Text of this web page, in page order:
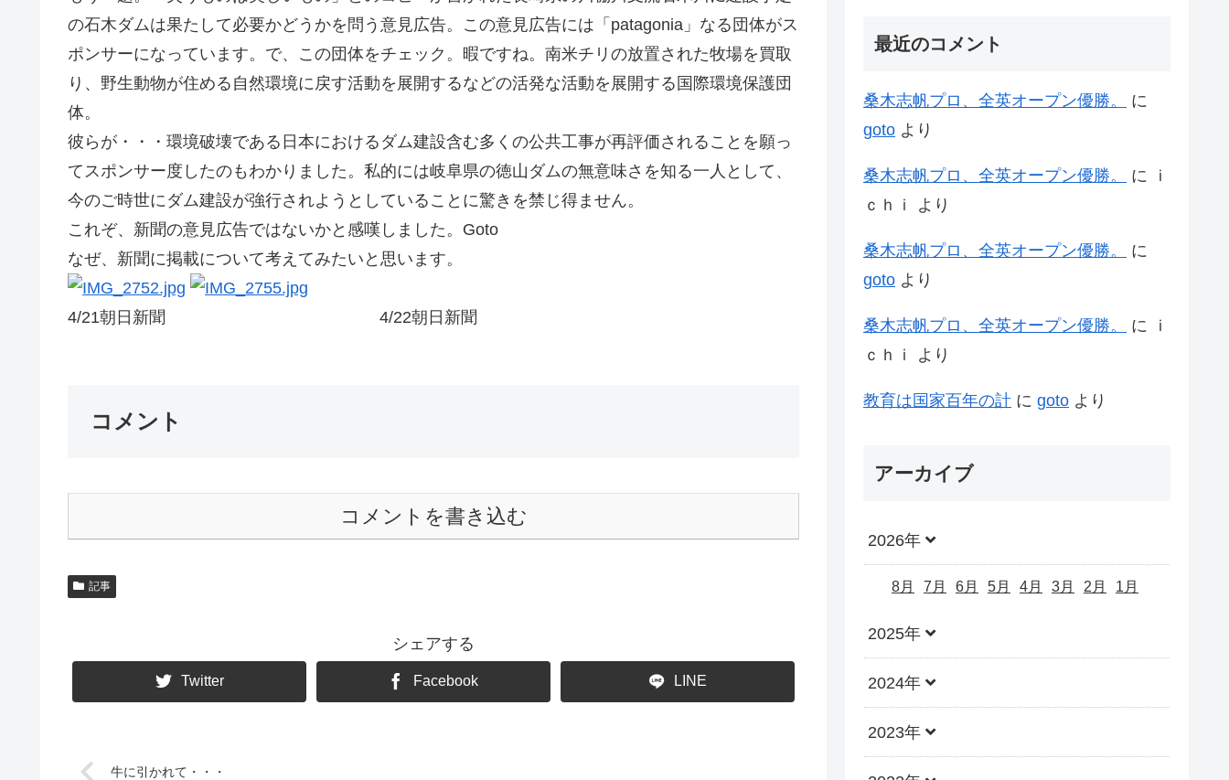
の石木ダムは果たして必要かどうかを問う意見広告。この意見広告には「patagonia」なる団体がス
ポンサーになっています。で、この団体をチェック。暇ですね。南米チリの放置された牧場を買取
り、野生動物が住める自然環境に戻す活動を展開するなどの活発な活動を展開する国際環境保護団
体。
彼らが・・・環境破壊である日本におけるダム建設含む多くの公共工事が再評価されることを願っ
てスポンサー度したのもわかりました。私的には岐阜県の徳山ダムの無意味さを知る一人として、
今のご時世にダム建設が強行されようとしていることに驚きを禁じ得ません。
これぞ、新聞の意見広告ではないかと感嘆しました。Goto
なぜ、新聞に掲載について考えてみたいと思います。
4/21朝日新聞 4/22朝日新聞
コメント
コメントを書き込む
記事
シェアする
Twitter Facebook LINE
牛に引かれて・・・
最近のコメント
桑木志帆プロ、全英オープン優勝。
に
goto より
桑木志帆プロ、全英オープン優勝。 に
ｉ
ｃｈｉ
より
桑木志帆プロ、全英オープン優勝。
に
goto より
桑木志帆プロ、全英オープン優勝。 に
ｉ
ｃｈｉ
より
教育は国家百年の計 に goto より
アーカイブ
2026年
8月 7月 6月 5月 4月 3月 2月 1月
2025年
2024年
2023年